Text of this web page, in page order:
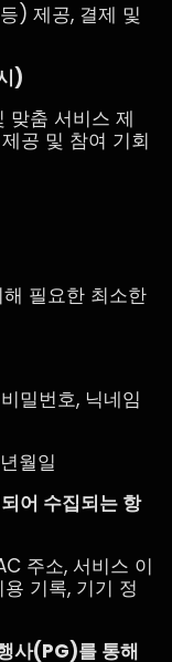
) 제공, 결제 및
)
맞춤 서비스 제
공 및 참여 기회
필요한 최소한
밀번호, 닉네임
월일
어 수집되는 항
주소, 서비스 이
기록, 기기 정
사(PG)를 통해